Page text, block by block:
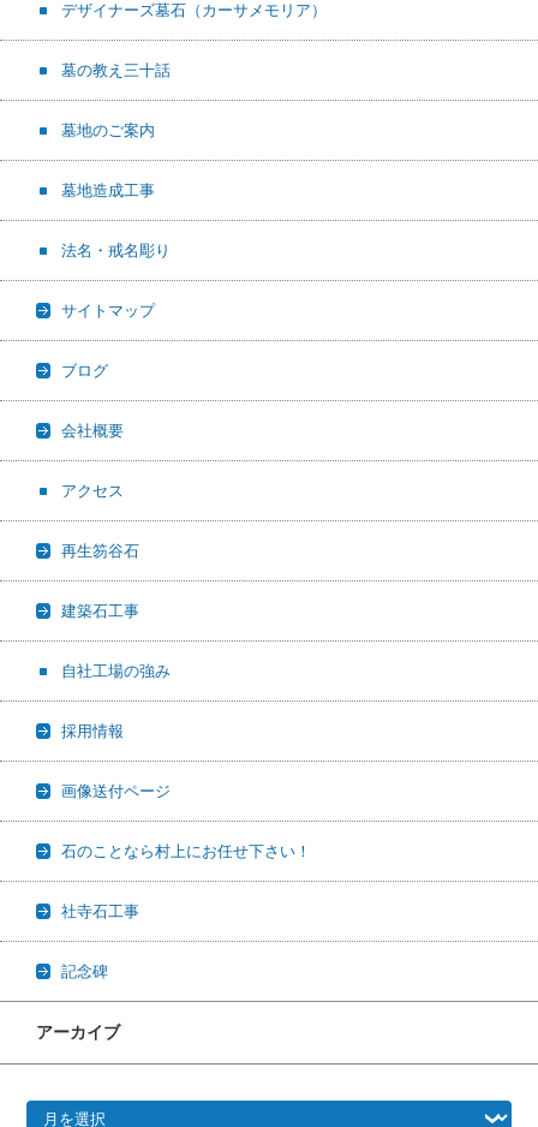
デザイナーズ墓石（カーサメモリア）
墓の教え三十話
墓地のご案内
墓地造成工事
法名・戒名彫り
サイトマップ
ブログ
会社概要
アクセス
再生笏谷石
建築石工事
自社工場の強み
採用情報
画像送付ページ
石のことなら村上にお任せ下さい！
社寺石工事
記念碑
アーカイブ